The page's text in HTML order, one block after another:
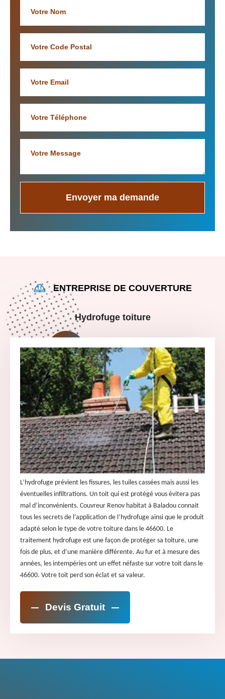
ENTREPRISE DE COUVERTURE
Hydrofuge toiture
L’hydrofuge prévient les fissures, les tuiles cassées mais aussi les
éventuelles infiltrations. Un toit qui est protégé vous évitera pas
mal d’inconvénients. Couvreur Renov habitat à Baladou connait
tous les secrets de l’application de l’hydrofuge ainsi que le produit
adapté selon le type de votre toiture dans le 46600. Le
traitement hydrofuge est une façon de protéger sa toiture, une
fois de plus, et d’une manière différente. Au fur et à mesure des
années, les intempéries ont un effet néfaste sur votre toit dans le
46600. Votre toit perd son éclat et sa valeur.
Devis Gratuit